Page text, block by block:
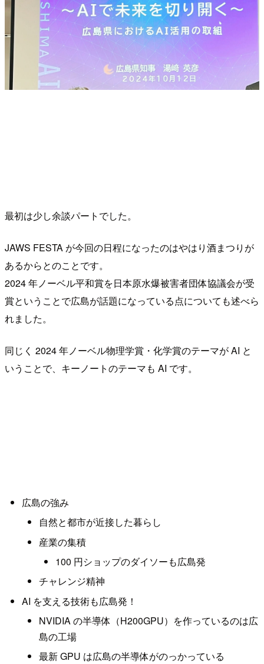
最初は少し余談パートでした。
JAWS FESTA が今回の日程になったのはやはり酒まつりが
あるからとのことです。
2024 年ノーベル平和賞を日本原水爆被害者団体協議会が受
賞ということで広島が話題になっている点についても述べら
れました。
同じく 2024 年ノーベル物理学賞・化学賞のテーマが AI と
いうことで、キーノートのテーマも AI です。
広島の強み
自然と都市が近接した暮らし
産業の集積
100 円ショップのダイソーも広島発
チャレンジ精神
AI を支える技術も広島発！
NVIDIA の半導体（H200GPU）を作っているのは広
島の工場
最新 GPU は広島の半導体がのっかっている